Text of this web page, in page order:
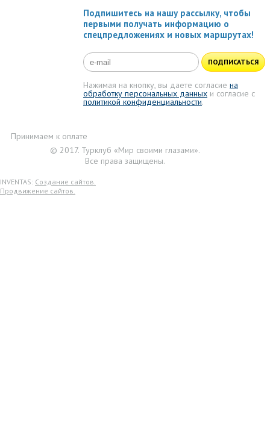
Подпишитесь на нашу рассылку, чтобы
первыми получать информацию о
спецпредложениях и новых маршрутах!
ПОДПИСАТЬСЯ
Нажимая на кнопку, вы даете согласие на
обработку персональных данных и согласие с
политикой конфиденциальности.
Принимаем к оплате
© 2017. Турклуб «Мир своими глазами».
Все права защищены.
INVENTAS: Создание сайтов.
Продвижение сайтов.